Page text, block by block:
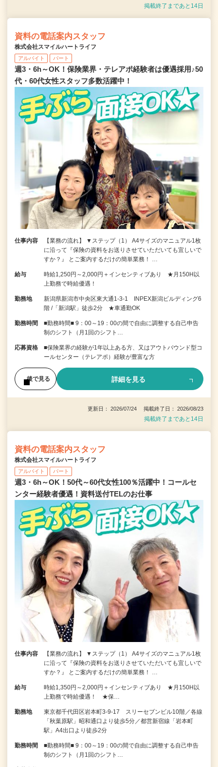
掲載終了まであと14日
資料の電話案内スタッフ
株式会社スマイルハートライフ
アルバイト パート
週3・6h～OK！保険業界・テレアポ経験者は優遇採用♪50
代・60代女性スタッフ多数活躍中！
仕事内容
【業務の流れ】 ▼ステップ（1） A4サイズのマニュアル1枚
に沿って『保険の資料をお送りさせていただいても宜しいで
すか？』 とご案内するだけの簡単業務！ …
給与
時給1,250円～2,000円＋インセンティブあり ★月150H以
上勤務で時給優遇！
勤務地
新潟県新潟市中央区東大通1-3-1 INPEX新潟ビルディング6
階 /「新潟駅」徒歩2分 ★車通勤OK
勤務時間
■勤務時間■ 9：00～19：00の間で自由に調整する自己申告
制のシフト（月1回のシフト…
応募資格
■保険業界の経験が1年以上ある方、又はアウトバウンド型コ
ールセンター（テレアポ）経験が豊富な方
後で見る 詳細を見る
更新日： 2026/07/24 掲載終了日： 2026/08/23
掲載終了まであと14日
資料の電話案内スタッフ
株式会社スマイルハートライフ
アルバイト パート
週3・6h～OK！50代～60代女性100％活躍中！コールセ
ンター経験者優遇！資料送付TELのお仕事
仕事内容
【業務の流れ】 ▼ステップ（1） A4サイズのマニュアル1枚
に沿って『保険の資料をお送りさせていただいても宜しいで
すか？』 とご案内するだけの簡単業務！ …
給与
時給1,350円～2,000円＋インセンティブあり ★月150H以
上勤務で時給優遇！ ★保…
勤務地
東京都千代田区岩本町3-9-17 スリーセブンビル10階／各線
「秋葉原駅」昭和通口より徒歩5分／都営新宿線「岩本町
駅」A4出口より徒歩2分
勤務時間
■勤務時間■ 9：00～19：00の間で自由に調整する自己申告
制のシフト（月1回のシフト…